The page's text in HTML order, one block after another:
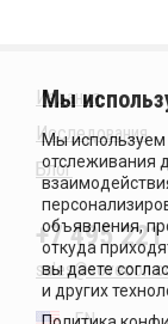
Издания
Исследования
Блог
+7 495